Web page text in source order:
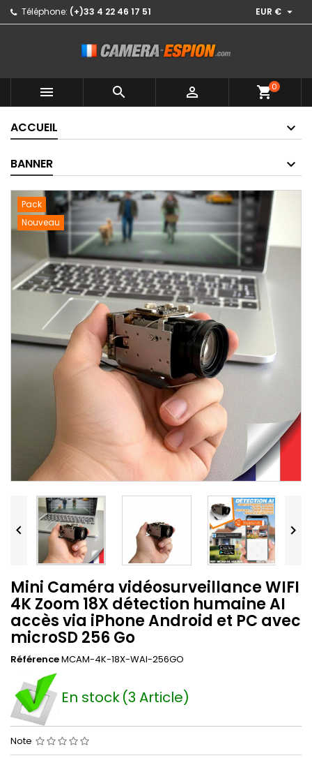
Téléphone: (+)33 4 22 46 17 51 EUR € 
   shopping_cart0
ACCUEIL
BANNER
Pack
Nouveau
 
Mini Caméra vidéosurveillance WIFI
4K Zoom 18X détection humaine AI
accès via iPhone Android et PC avec
microSD 256 Go
RéférenceMCAM-4K-18X-WAI-256GO
En stock(3 Article)
Note